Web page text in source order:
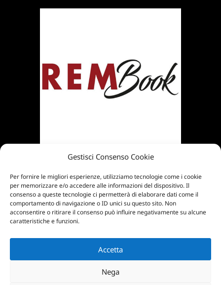
Gestisci Consenso Cookie
Per fornire le migliori esperienze, utilizziamo tecnologie come i cookie
per memorizzare e/o accedere alle informazioni del dispositivo. Il
consenso a queste tecnologie ci permetterà di elaborare dati come il
comportamento di navigazione o ID unici su questo sito. Non
acconsentire o ritirare il consenso può influire negativamente su alcune
caratteristiche e funzioni.
Accetta
Nega
© 2025 Artecology srl | Via Fiorentina, 24/h –
info@artecology.it | P.IVA 02187420514 –
Realizzato daMG Group Italia